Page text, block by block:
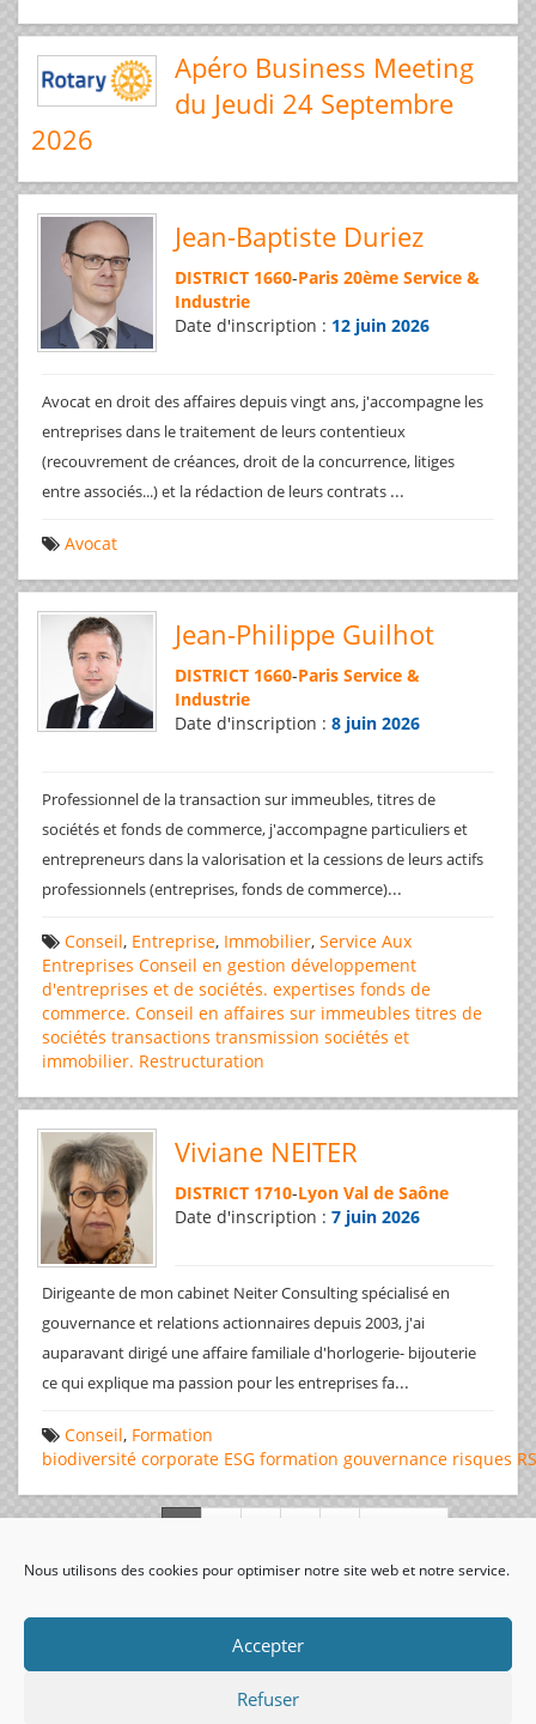
Nous utilisons des cookies pour optimiser notre site web et notre service.
Accepter
Refuser
Apéro Business Meeting
du Jeudi 24 Septembre
2026
Jean-Baptiste Duriez
DISTRICT 1660-Paris 20ème Service &
Industrie
Date d'inscription : 12 juin 2026
Avocat en droit des affaires depuis vingt ans, j'accompagne les
entreprises dans le traitement de leurs contentieux
(recouvrement de créances, droit de la concurrence, litiges
entre associés...) et la rédaction de leurs contrats ...
Avocat
Jean-Philippe Guilhot
DISTRICT 1660-Paris Service &
Industrie
Date d'inscription : 8 juin 2026
Professionnel de la transaction sur immeubles, titres de
sociétés et fonds de commerce, j'accompagne particuliers et
entrepreneurs dans la valorisation et la cessions de leurs actifs
professionnels (entreprises, fonds de commerce)...
Conseil, Entreprise, Immobilier, Service Aux
Entreprises Conseil en gestion développement
d'entreprises et de sociétés. expertises fonds de
commerce. Conseil en affaires sur immeubles titres de
sociétés transactions transmission sociétés et
immobilier. Restructuration
Viviane NEITER
DISTRICT 1710-Lyon Val de Saône
Date d'inscription : 7 juin 2026
Dirigeante de mon cabinet Neiter Consulting spécialisé en
gouvernance et relations actionnaires depuis 2003, j'ai
auparavant dirigé une affaire familiale d'horlogerie- bijouterie
ce qui explique ma passion pour les entreprises fa...
Conseil, Formation
biodiversité corporate ESG formation gouvernance risques
visiteurs uniques: